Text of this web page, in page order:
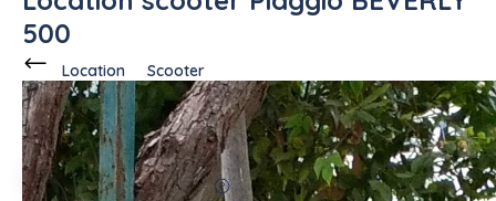
500
Location Scooter
Ce voisinpropose en locationàAntibes (06600)
Joachim I.
100%fiable 5 annonces